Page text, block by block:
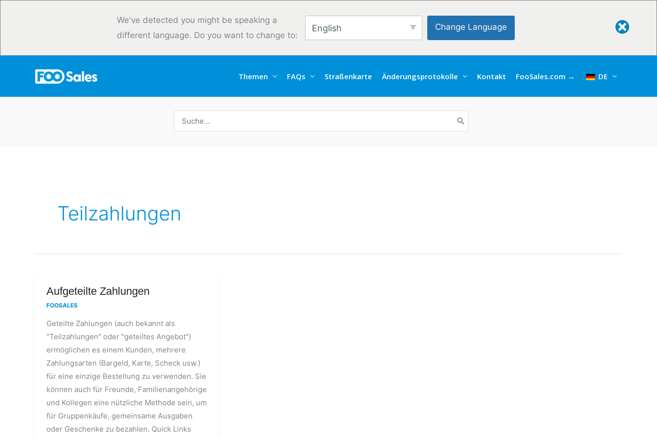
We've detected you might be speaking a
different language. Do you want to change to:
English Change Language
Themen FAQs Straßenkarte Änderungsprotokolle Kontakt FooSales.com → DE
nach:
Teilzahlungen
Aufgeteilte Zahlungen
FOOSALES
Geteilte Zahlungen (auch bekannt als
"Teilzahlungen" oder "geteiltes Angebot")
ermöglichen es einem Kunden, mehrere
Zahlungsarten (Bargeld, Karte, Scheck usw.)
für eine einzige Bestellung zu verwenden. Sie
können auch für Freunde, Familienangehörige
und Kollegen eine nützliche Methode sein, um
für Gruppenkäufe, gemeinsame Ausgaben
oder Geschenke zu bezahlen. Quick Links
Aufgeteilte
Zahlungen